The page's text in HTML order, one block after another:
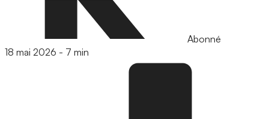
Abonné
18 mai 2026 - 7 min